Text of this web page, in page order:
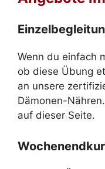
Wenn du einfach
ob diese Übung
an unsere
Dämonen-
auf dieser Seite.